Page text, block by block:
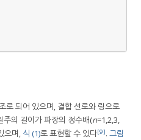
로 되어 있으며, 결합 선로와 링으로
주의 길이가 파장의 정수배(n=1,2,3,
으며, 식 (1)로 표현할 수 있다[9]. 그림